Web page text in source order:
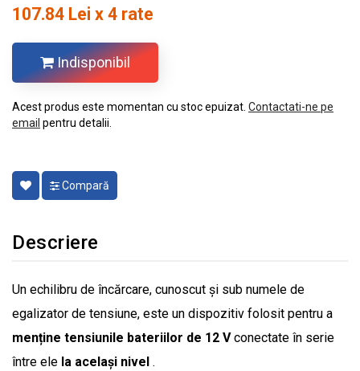
107.84 Lei x 4 rate
Indisponibil
Acest produs este momentan cu stoc epuizat. Contactati-ne pe
email pentru detalii.
Compară
Descriere
Un echilibru de încărcare, cunoscut și sub numele de
egalizator de tensiune, este un dispozitiv folosit pentru a
menține tensiunile bateriilor de 12 Vconectate în serie
între ele la același nivel .